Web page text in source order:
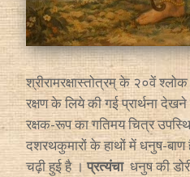
श्रीरामरक्षास्तोत्रम् के २०वें
रक्षण के लिये की गई प्रार्थना
रक्षक-रूप का गतिमय चित्र
दशरथकुमारों के हाथों में धनुष-
चढ़ी हुई है ।प्रत्यंचाधनुष की